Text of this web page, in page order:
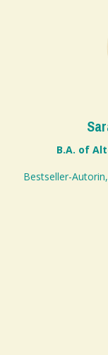
B.A. of
Bestseller-